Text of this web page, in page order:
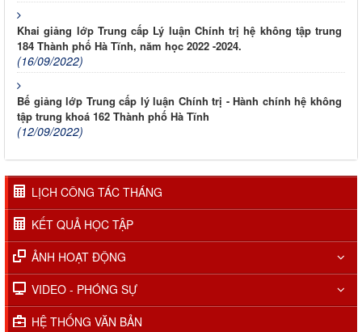
Khai giảng lớp Trung cấp Lý luận Chính trị hệ không tập trung
184 Thành phố Hà Tĩnh, năm học 2022 -2024.
(16/09/2022)
Bế giảng lớp Trung cấp lý luận Chính trị - Hành chính hệ không
tập trung khoá 162 Thành phố Hà Tĩnh
(12/09/2022)
LỊCH CÔNG TÁC THÁNG
KẾT QUẢ HỌC TẬP
ẢNH HOẠT ĐỘNG
VIDEO - PHÓNG SỰ
HỆ THỐNG VĂN BẢN